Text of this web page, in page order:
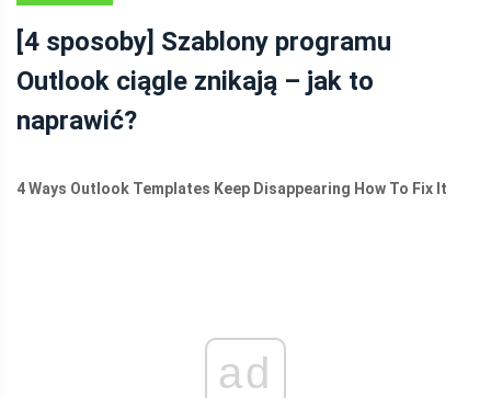
[4 sposoby] Szablony programu
Outlook ciągle znikają – jak to
naprawić?
4 Ways Outlook Templates Keep Disappearing How To Fix It
ad